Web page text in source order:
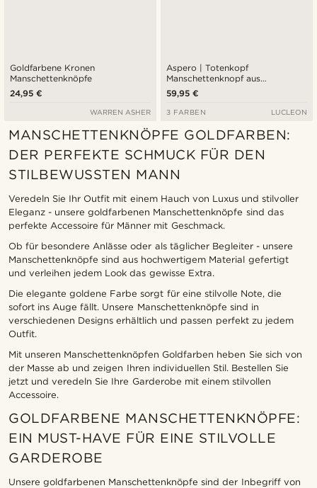
Goldfarbene Kronen
Manschettenknöpfe
24,95 €
WARREN ASHER
Aspero | Totenkopf
Manschettenknopf aus
goldfarbenem Edelstahl
59,95 €
3 FARBEN LUCLEON
MANSCHETTENKNÖPFE GOLDFARBEN:
DER PERFEKTE SCHMUCK FÜR DEN
STILBEWUSSTEN MANN
Veredeln Sie Ihr Outfit mit einem Hauch von Luxus und stilvoller
Eleganz - unsere goldfarbenen Manschettenknöpfe sind das
perfekte Accessoire für Männer mit Geschmack.
Ob für besondere Anlässe oder als täglicher Begleiter - unsere
Manschettenknöpfe sind aus hochwertigem Material gefertigt
und verleihen jedem Look das gewisse Extra.
Die elegante goldene Farbe sorgt für eine stilvolle Note, die
sofort ins Auge fällt. Unsere Manschettenknöpfe sind in
verschiedenen Designs erhältlich und passen perfekt zu jedem
Outfit.
Mit unseren Manschettenknöpfen Goldfarben heben Sie sich von
der Masse ab und zeigen Ihren individuellen Stil. Bestellen Sie
jetzt und veredeln Sie Ihre Garderobe mit einem stilvollen
Accessoire.
GOLDFARBENE MANSCHETTENKNÖPFE:
EIN MUST-HAVE FÜR EINE STILVOLLE
GARDEROBE
Unsere goldfarbenen Manschettenknöpfe sind der Inbegriff von